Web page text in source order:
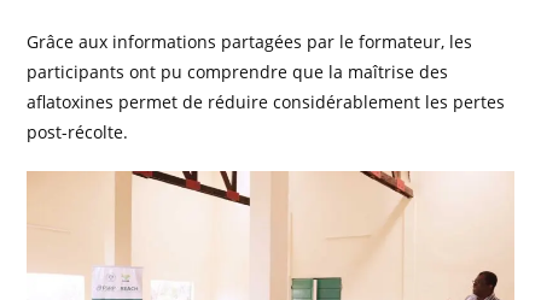
Grâce aux informations partagées par le formateur, les
participants ont pu comprendre que la maîtrise des
aflatoxines permet de réduire considérablement les pertes
post-récolte.